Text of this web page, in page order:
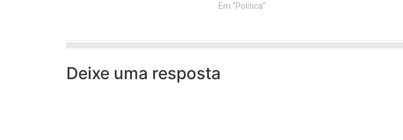
Em "Política"
Deixe uma resposta